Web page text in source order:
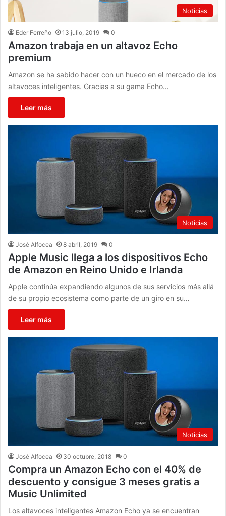
Noticias
Eder Ferreño 13 julio, 2019 0
Amazon trabaja en un altavoz Echo
premium
Amazon se ha sabido hacer con un hueco en el mercado de los
altavoces inteligentes. Gracias a su gama Echo…
Leer más
Noticias
José Alfocea 8 abril, 2019 0
Apple Music llega a los dispositivos Echo
de Amazon en Reino Unido e Irlanda
Apple continúa expandiendo algunos de sus servicios más allá
de su propio ecosistema como parte de un giro en su…
Leer más
Noticias
José Alfocea 30 octubre, 2018 0
Compra un Amazon Echo con el 40% de
descuento y consigue 3 meses gratis a
Music Unlimited
Los altavoces inteligentes Amazon Echo ya se encuentran